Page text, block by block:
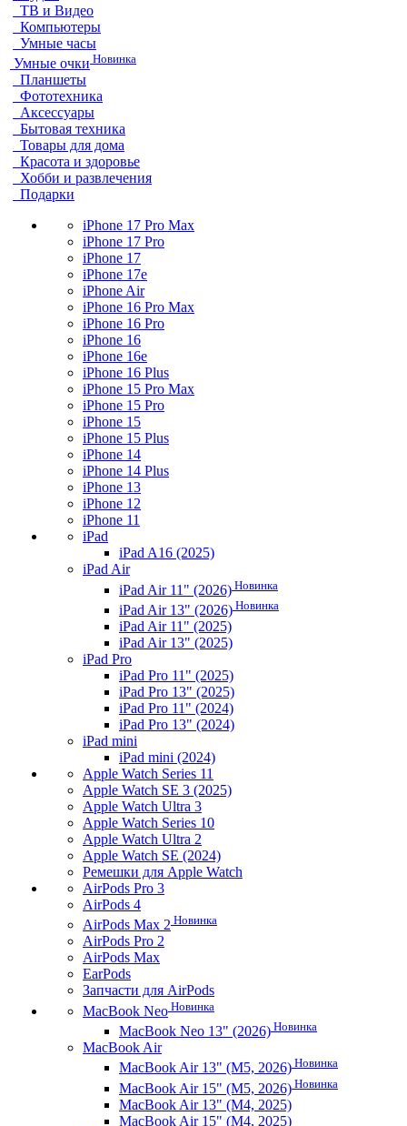
ТВ и Видео
Компьютеры
Умные часы
Умные очки Новинка
Планшеты
Фототехника
Аксессуары
Бытовая техника
Товары для дома
Красота и здоровье
Хобби и развлечения
Подарки
iPhone 17 Pro Max
iPhone 17 Pro
iPhone 17
iPhone 17e
iPhone Air
iPhone 16 Pro Max
iPhone 16 Pro
iPhone 16
iPhone 16e
iPhone 16 Plus
iPhone 15 Pro Max
iPhone 15 Pro
iPhone 15
iPhone 15 Plus
iPhone 14
iPhone 14 Plus
iPhone 13
iPhone 12
iPhone 11
iPad
iPad A16 (2025)
iPad Air
iPad Air 11" (2026) Новинка
iPad Air 13" (2026) Новинка
iPad Air 11" (2025)
iPad Air 13" (2025)
iPad Pro
iPad Pro 11" (2025)
iPad Pro 13" (2025)
iPad Pro 11" (2024)
iPad Pro 13" (2024)
iPad mini
iPad mini (2024)
Apple Watch Series 11
Apple Watch SE 3 (2025)
Apple Watch Ultra 3
Apple Watch Series 10
Apple Watch Ultra 2
Apple Watch SE (2024)
Ремешки для Apple Watch
AirPods Pro 3
AirPods 4
AirPods Max 2 Новинка
AirPods Pro 2
AirPods Max
EarPods
Запчасти для AirPods
MacBook Neo Новинка
MacBook Neo 13" (2026) Новинка
MacBook Air
MacBook Air 13" (M5, 2026) Новинка
MacBook Air 15" (M5, 2026) Новинка
MacBook Air 13" (M4, 2025)
MacBook Air 15" (M4, 2025)